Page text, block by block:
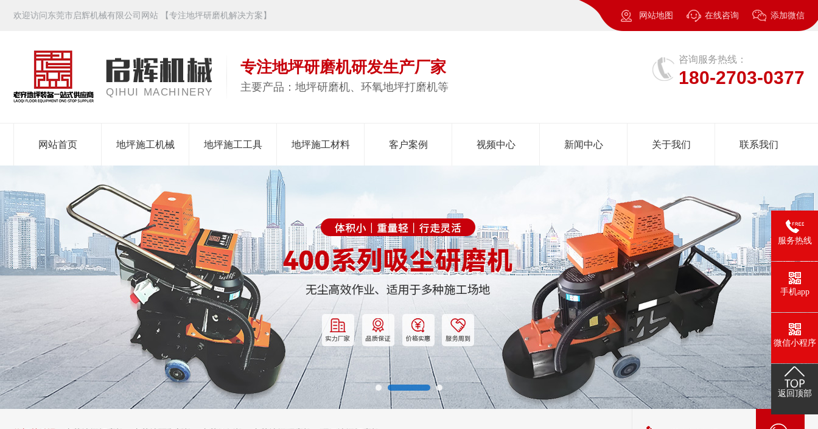
欢迎访问东莞市启辉机械有限公司网站 【专注地坪研磨机解决方案】 网站地图 在线咨询 添加微信
QIHUI MACHINERY
专注地坪研磨机研发生产厂家
主要产品：地坪研磨机、环氧地坪打磨机等
咨询服务热线：
180-2703-0377
网站首页 地坪施工机械 地坪施工工具 地坪施工材料 客户案例 视频中心 新闻中心 关于我们 联系我们
服务热线
手机app
微信小程序
返回顶部